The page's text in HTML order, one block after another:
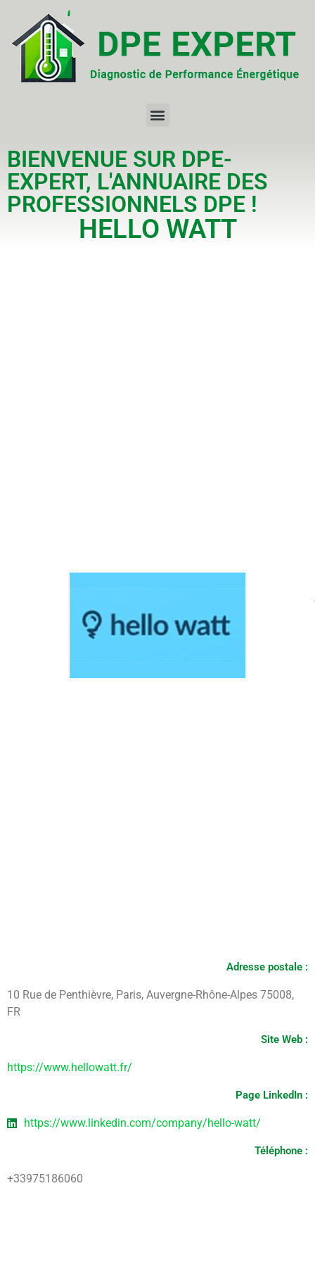
BIENVENUE SUR DPE-
EXPERT, L'ANNUAIRE DES
PROFESSIONNELS DPE !
HELLO WATT
Adresse postale :
10 Rue de Penthièvre, Paris, Auvergne-Rhône-Alpes 75008,
FR
Site Web :
https://www.hellowatt.fr/
Page LinkedIn :
https://www.linkedin.com/company/hello-watt/
Téléphone :
+33975186060